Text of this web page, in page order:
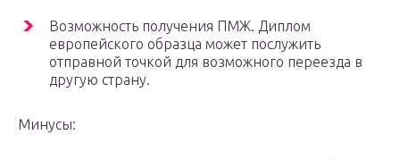
Возможность получения ПМЖ. Диплом
европейского образца может послужить
отправной точкой для возможного переезда в
другую страну.
Минусы: